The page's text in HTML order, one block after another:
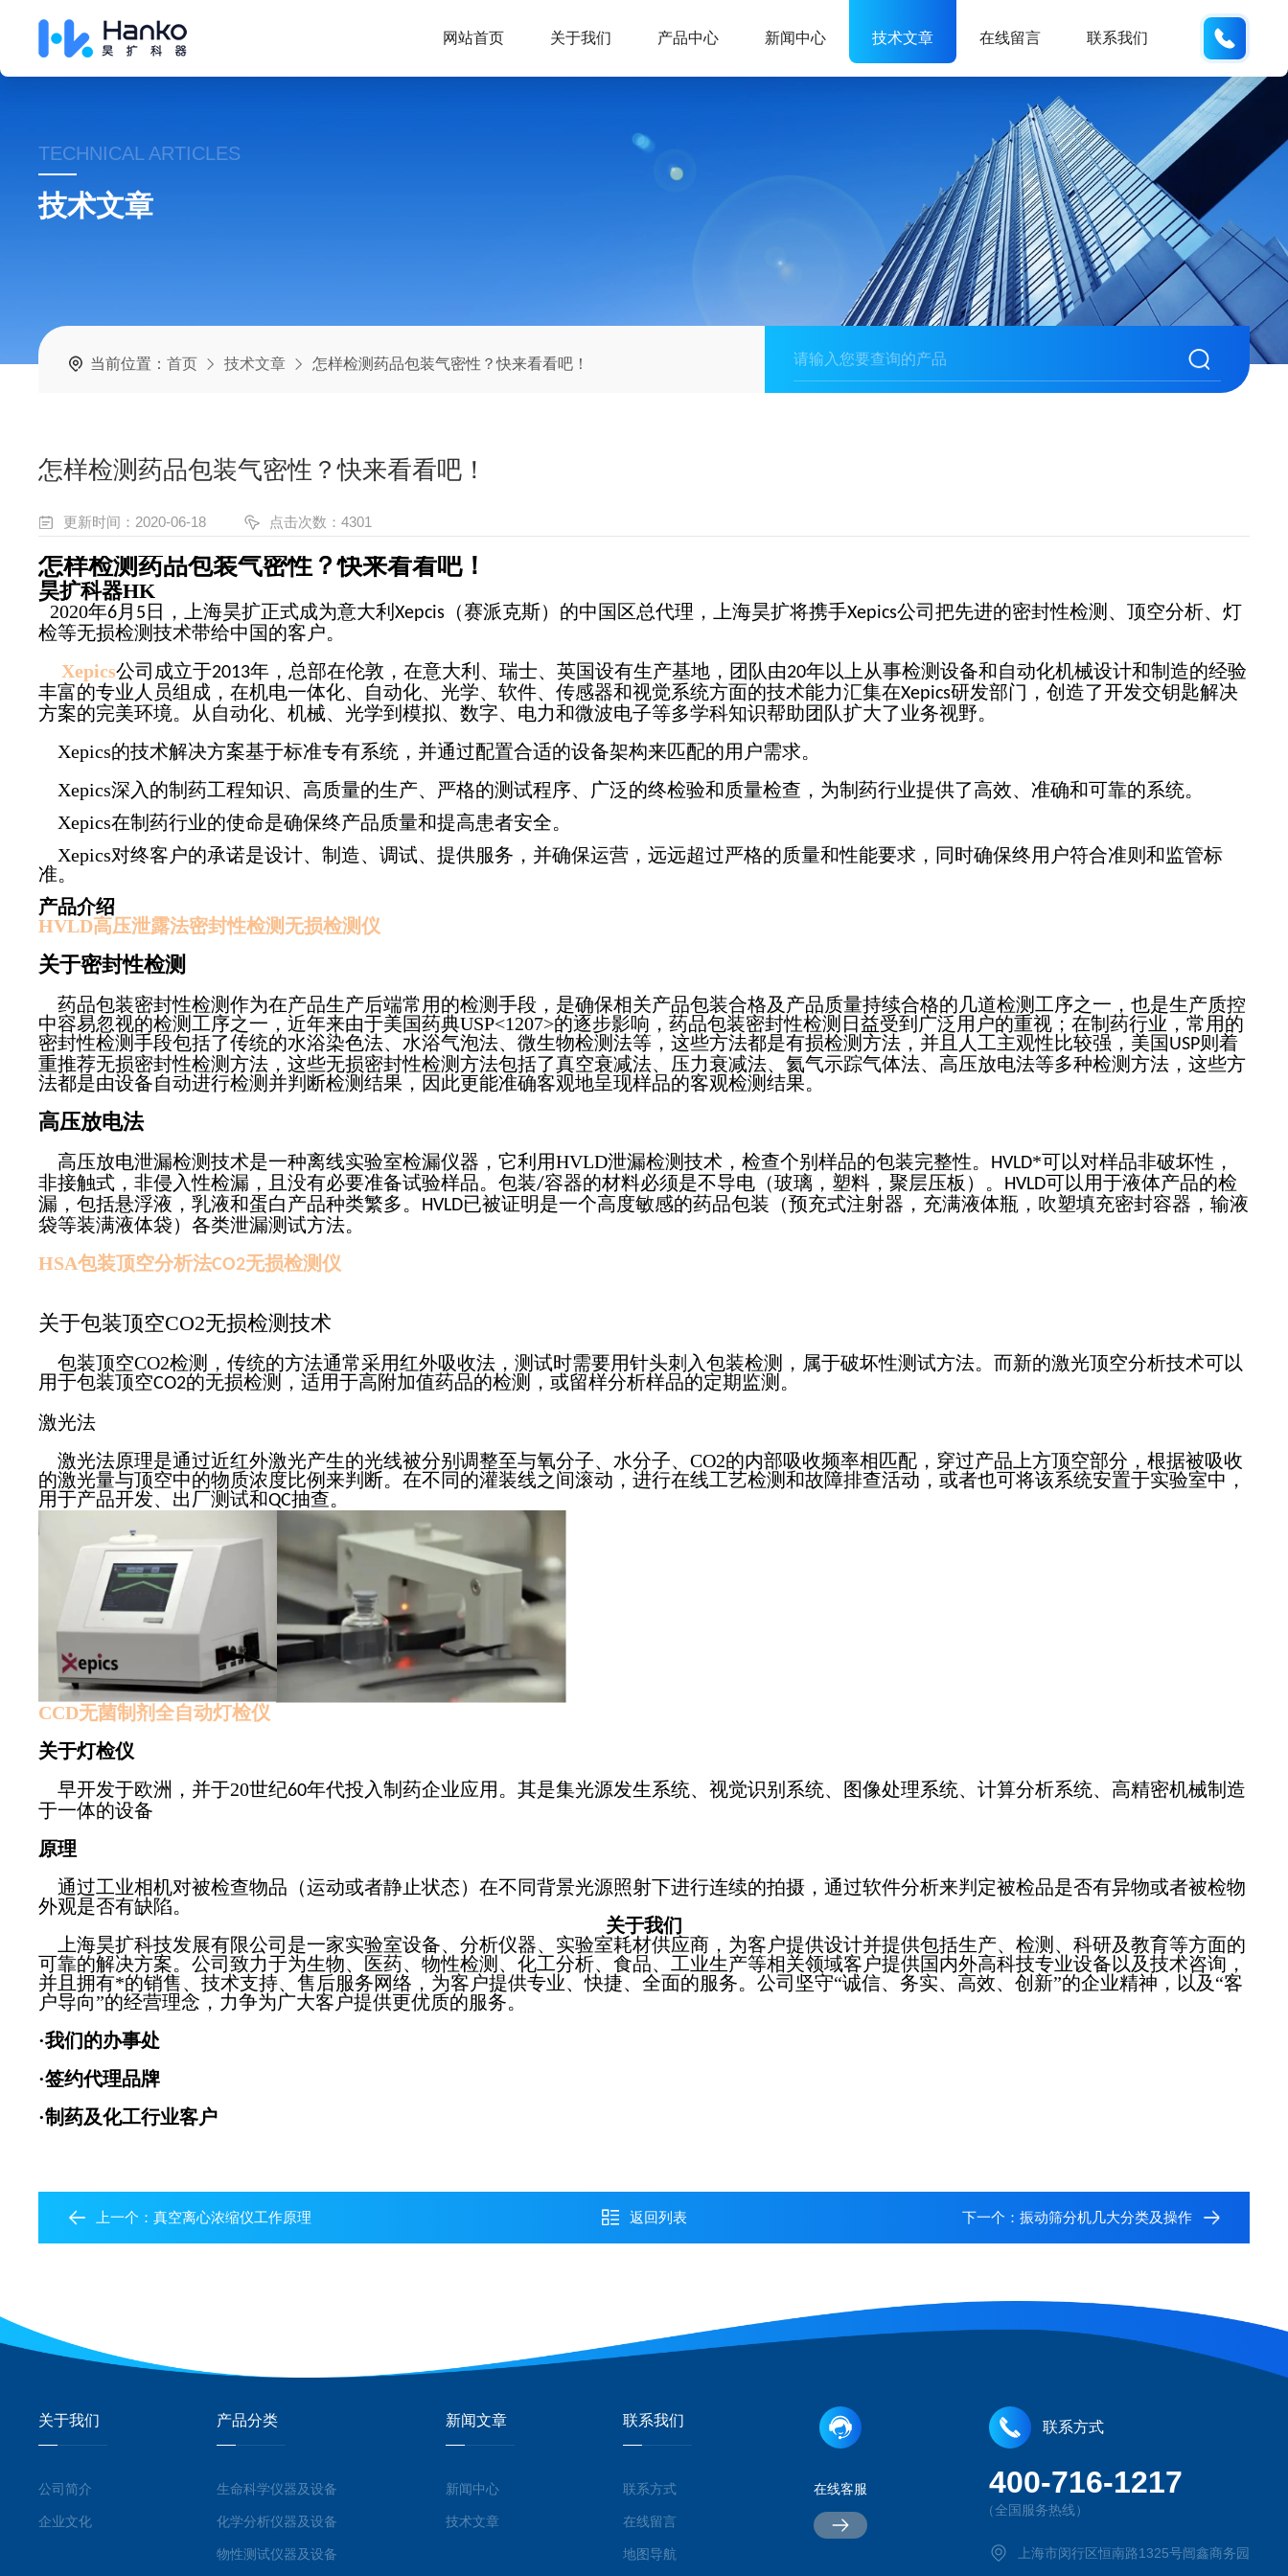
网站首页 关于我们 产品中心 新闻中心 技术文章 在线留言 联系我们
TECHNICAL ARTICLES
技术文章
当前位置：首页 技术文章 怎样检测药品包装气密性？快来看看吧！
怎样检测药品包装气密性？快来看看吧！
更新时间：2020-06-18 点击次数：4301
怎样检测药品包装气密性？快来看看吧！
昊扩科器HK
2020年6 月 5 日，上海昊扩正式成为意大利Xepcis （赛派克斯）的中国区总代理，上海昊扩将携手Xepics公司把先进的密封性检测、顶空分析、灯
检等无损检测技术带给中国的客户。
Xepics公司成立于2013年，总部在伦敦，在意大利、瑞士、英国设有生产基地，团队由20年以上从事检测设备和自动化机械设计和制造的经验
丰富的专业人员组成，在机电一体化、自动化、光学、软件、传感器和视觉系统方面的技术能力汇集在Xepics研发部门，创造了开发交钥匙解决
方案的完美环境。从自动化、机械、光学到模拟、数字、电力和微波电子等多学科知识帮助团队扩大了业务视野。
Xepics的技术解决方案基于标准专有系统，并通过配置合适的设备架构来匹配的用户需求。
Xepics深入的制药工程知识、高质量的生产、严格的测试程序、广泛的终检验和质量检查，为制药行业提供了高效、准确和可靠的系统。
Xepics在制药行业的使命是确保终产品质量和提高患者安全。
Xepics对终客户的承诺是设计、制造、调试、提供服务，并确保运营，远远超过严格的质量和性能要求，同时确保终用户符合准则和监管标
准。
产品介绍
HVLD高压泄露法密封性检测无损检测仪
关于密封性检测
药品包装密封性检测作为在产品生产后端常用的检测手段，是确保相关产品包装合格及产品质量持续合格的几道检测工序之一，也是生产质控
中容易忽视的检测工序之一，近年来由于美国药典USP<1207>的逐步影响，药品包装密封性检测日益受到广泛用户的重视；在制药行业，常用的
密封性检测手段包括了传统的水浴染色法、水浴气泡法、微生物检测法等，这些方法都是有损检测方法，并且人工主观性比较强，美国 USP则着
重推荐无损密封性检测方法，这些无损密封性检测方法包括了真空衰减法、压力衰减法、氦气示踪气体法、高压放电法等多种检测方法，这些方
法都是由设备自动进行检测并判断检测结果，因此更能准确客观地呈现样品的客观检测结果。
高压放电法
高压放电泄漏检测技术是一种离线实验室检漏仪器，它利用HVLD泄漏检测技术，检查个别样品的包装完整性。 HVLD*可以对样品非破坏性，
非接触式，非侵入性检漏，且没有必要准备试验样品。包装/容器的材料必须是不导电（玻璃，塑料，聚层压板）。 HVLD可以用于液体产品的检
漏，包括悬浮液，乳液和蛋白产品种类繁多。 HVLD已被证明是一个高度敏感的药品包装（预充式注射器，充满液体瓶，吹塑填充密封容器，输液
袋等装满液体袋）各类泄漏测试方法。
HSA包装顶空分析法CO2无损检测仪
关于包装顶空CO2无损检测技术
包装顶空CO2检测，传统的方法通常采用红外吸收法，测试时需要用针头刺入包装检测，属于破坏性测试方法。而新的激光顶空分析技术可以
用于包装顶空CO2的无损检测，适用于高附加值药品的检测，或留样分析样品的定期监测。
激光法
激光法原理是通过近红外激光产生的光线被分别调整至与氧分子、水分子、CO2的内部吸收频率相匹配，穿过产品上方顶空部分，根据被吸收
的激光量与顶空中的物质浓度比例来判断。在不同的灌装线之间滚动，进行在线工艺检测和故障排查活动，或者也可将该系统安置于实验室中，
用于产品开发、出厂测试和QC抽查。
CCD无菌制剂全自动灯检仪
关于灯检仪
早开发于欧洲，并于20世纪60年代投入制药企业应用。其是集光源发生系统、视觉识别系统、图像处理系统、计算分析系统、高精密机械制造
于一体的设备
原理
通过工业相机对被检查物品（运动或者静止状态）在不同背景光源照射下进行连续的拍摄，通过软件分析来判定被检品是否有异物或者被检物
外观是否有缺陷。
关于我们
上海昊扩科技发展有限公司是一家实验室设备、分析仪器、实验室耗材供应商，为客户提供设计并提供包括生产、检测、科研及教育等方面的
可靠的解决方案。公司致力于为生物、医药、物性检测、化工分析、食品、工业生产等相关领域客户提供国内外高科技专业设备以及技术咨询，
并且拥有*的销售、技术支持、售后服务网络，为客户提供专业、快捷、全面的服务。公司坚守“诚信、务实、高效、创新”的企业精神，以及“客
户导向”的经营理念，力争为广大客户提供更优质的服务。
·我们的办事处
·签约代理品牌
·制药及化工行业客户
上一个：真空离心浓缩仪工作原理 返回列表 下一个： 振动筛分机几大分类及操作
关于我们
公司简介
企业文化
产品分类
生命科学仪器及设备
化学分析仪器及设备
物性测试仪器及设备
新闻文章
新闻中心
技术文章
联系我们
联系方式
在线留言
地图导航
在线客服
联系方式
400-716-1217
（全国服务热线）
上海市闵行区恒南路1325号闿鑫商务园